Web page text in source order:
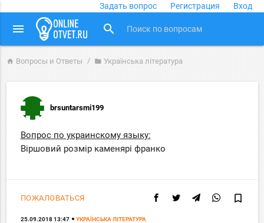
Задать вопрос Регистрация Вход
menu search
home Вопросы и Ответы folder Українська література
brsuntarsmi199
Вопрос по украинскому языку:
Віршовий розмір каменярі франко
ПОЖАЛОВАТЬСЯ bookmark_border
25.09.2018 13:47 УКРАЇНСЬКА ЛІТЕРАТУРА